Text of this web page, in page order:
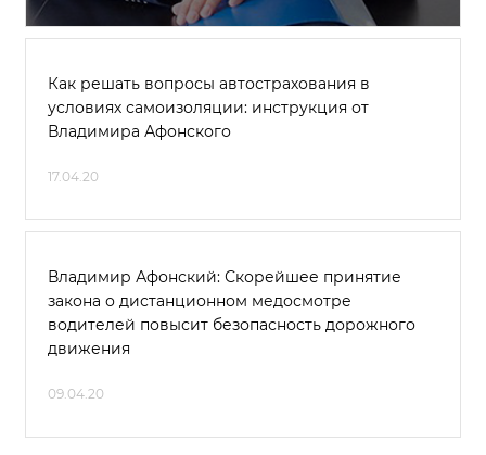
Как решать вопросы автострахования в
условиях самоизоляции: инструкция от
Владимира Афонского
17.04.20
Владимир Афонский: Скорейшее принятие
закона о дистанционном медосмотре
водителей повысит безопасность дорожного
движения
09.04.20